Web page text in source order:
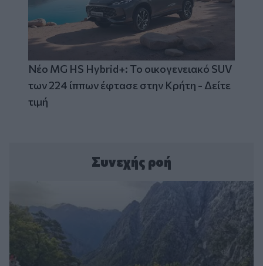
Νέο MG HS Hybrid+: Το οικογενειακό SUV
των 224 ίππων έφτασε στην Κρήτη - Δείτε
τιμή
Συνεχής ροή